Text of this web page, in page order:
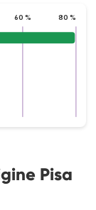
60 % 80 %
Pisa